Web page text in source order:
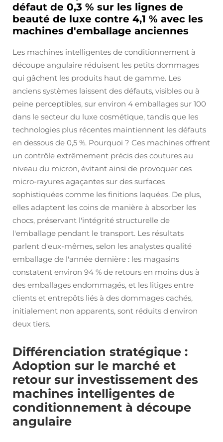
défaut de 0,3 % sur les lignes de
beauté de luxe contre 4,1 % avec les
machines d'emballage anciennes
Les machines intelligentes de conditionnement à
découpe angulaire réduisent les petits dommages
qui gâchent les produits haut de gamme. Les
anciens systèmes laissent des défauts, visibles ou à
peine perceptibles, sur environ 4 emballages sur 100
dans le secteur du luxe cosmétique, tandis que les
technologies plus récentes maintiennent les défauts
en dessous de 0,5 %. Pourquoi ? Ces machines offrent
un contrôle extrêmement précis des coutures au
niveau du micron, évitant ainsi de provoquer ces
micro-rayures agaçantes sur des surfaces
sophistiquées comme les finitions laquées. De plus,
elles adaptent les coins de manière à absorber les
chocs, préservant l'intégrité structurelle de
l'emballage pendant le transport. Les résultats
parlent d'eux-mêmes, selon les analystes qualité
emballage de l'année dernière : les magasins
constatent environ 94 % de retours en moins dus à
des emballages endommagés, et les litiges entre
clients et entrepôts liés à des dommages cachés,
initialement non apparents, sont réduits d'environ
deux tiers.
Différenciation stratégique :
Adoption sur le marché et
retour sur investissement des
machines intelligentes de
conditionnement à découpe
angulaire